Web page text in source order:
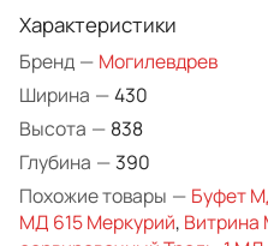
Характеристики
Бренд — Могилевдрев
Ширина —430
Высота — 838
Глубина — 390
Похожие товары — Буфет
МД 615 Меркурий, Витрина